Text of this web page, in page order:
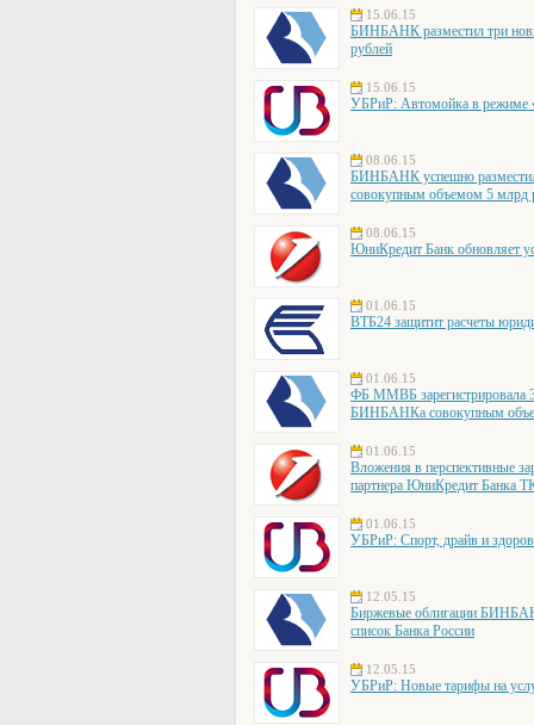
15.06.15
БИНБАНК разместил три
рублей
15.06.15
УБРиР: Автомойка в режиме
08.06.15
БИНБАНК успешно
совокупным объемом 5 млрд
08.06.15
ЮниКредит Банк обновляет
01.06.15
ВТБ24 защитит расчеты
01.06.15
ФБ ММВБ зарегистрировала
БИНБАНКа совокупным
01.06.15
Вложения в перспективные
партнера ЮниКредит Банка
01.06.15
УБРиР: Спорт, драйв и
12.05.15
Биржевые облигации
список Банка России
12.05.15
УБРиР: Новые тарифы на